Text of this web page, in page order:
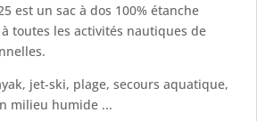
25 est un sac à dos 100% étanche
toutes les activités nautiques de
jet-ski, plage, secours aquatique,
milieu humide ...